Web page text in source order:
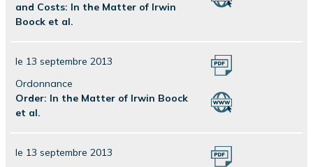
and Costs: In the Matter of Irwin
Boock et al.
le 13 septembre 2013
Ordonnance
Order: In the Matter of Irwin Boock
et al.
le 13 septembre 2013